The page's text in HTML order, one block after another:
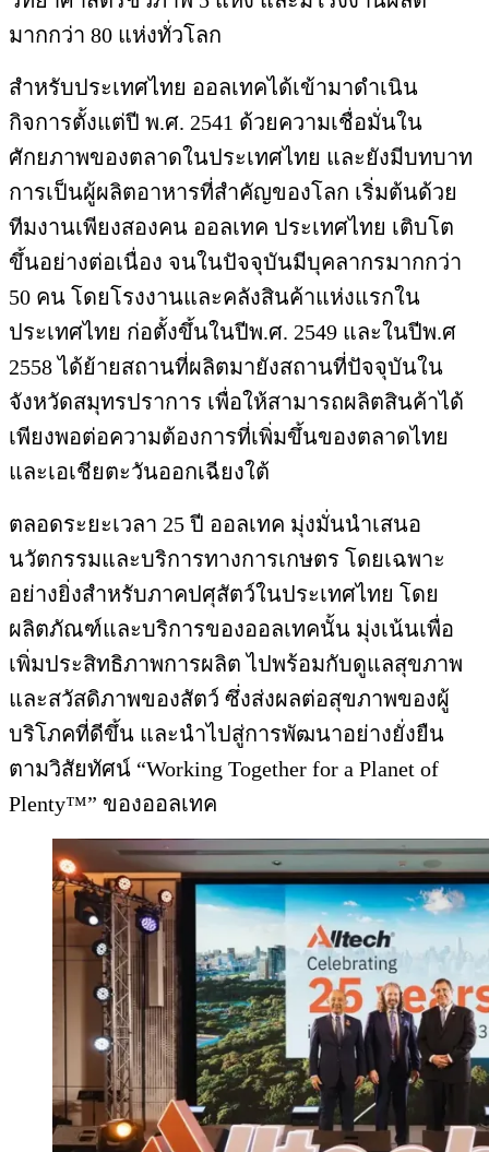
มากกว่า 80 แห่งทั่วโลก
สำหรับประเทศไทย ออลเทคได้เข้ามาดำเนิน
กิจการตั้งแต่ปี พ.ศ. 2541 ด้วยความเชื่อมั่นใน
ศักยภาพของตลาดในประเทศไทย และยังมีบทบาท
การเป็นผู้ผลิตอาหารที่สําคัญของโลก เริ่มต้นด้วย
ทีมงานเพียงสองคน ออลเทค ประเทศไทย เติบโต
ขึ้นอย่างต่อเนื่อง จนในปัจจุบันมีบุคลากรมากกว่า
50 คน โดยโรงงานและคลังสินค้าแห่งแรกใน
ประเทศไทย ก่อตั้งขึ้นในปีพ.ศ. 2549 และในปีพ.ศ
2558 ได้ย้ายสถานที่ผลิตมายังสถานที่ปัจจุบันใน
จังหวัดสมุทรปราการ เพื่อให้สามารถผลิตสินค้าได้
เพียงพอต่อความต้องการที่เพิ่มขึ้นของตลาดไทย
และเอเชียตะวันออกเฉียงใต้
ตลอดระยะเวลา 25 ปี ออลเทค มุ่งมั่นนำเสนอ
นวัตกรรมและบริการทางการเกษตร โดยเฉพาะ
อย่างยิ่งสำหรับภาคปศุสัตว์ในประเทศไทย โดย
ผลิตภัณฑ์และบริการของออลเทคนั้น มุ่งเน้นเพื่อ
เพิ่มประสิทธิภาพการผลิต ไปพร้อมกับดูแลสุขภาพ
และสวัสดิภาพของสัตว์ ซึ่งส่งผลต่อสุขภาพของผู้
บริโภคที่ดีขึ้น และนำไปสู่การพัฒนาอย่างยั่งยืน
ตามวิสัยทัศน์ “Working Together for a Planet of
Plenty™” ของออลเทค